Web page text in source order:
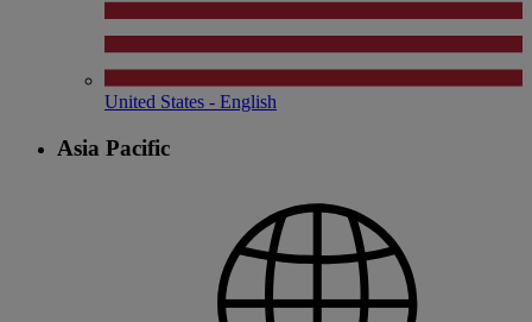
United States - English
Asia Pacific